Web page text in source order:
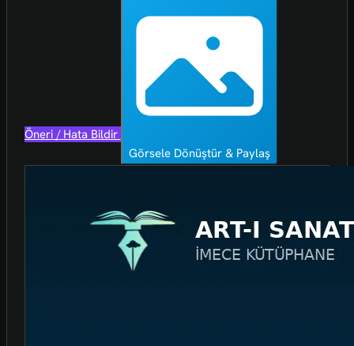
Öneri / Hata Bildir
Görsele Dönüştür & Paylaş